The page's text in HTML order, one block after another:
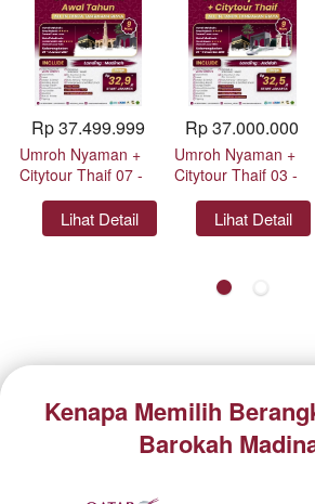
Rp 37.499.999
Umroh Nyaman +
Citytour Thaif 07 -
Qatar Airways
`Lihat Detail
Rp 37.000.000
Umroh Nyaman +
Citytour Thaif 03 -
by Qatar Airways
`Lihat Detail
Kenapa Memilih
Barokah